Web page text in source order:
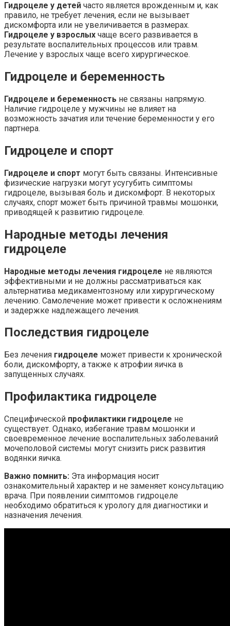
Гидроцеле у детей часто является врожденным и, как
правило, не требует лечения, если не вызывает
дискомфорта или не увеличивается в размерах.
Гидроцеле у взрослых чаще всего развивается в
результате воспалительных процессов или травм.
Лечение у взрослых чаще всего хирургическое.
Гидроцеле и беременность
Гидроцеле и беременность не связаны напрямую.
Наличие гидроцеле у мужчины не влияет на
возможность зачатия или течение беременности у его
партнера.
Гидроцеле и спорт
Гидроцеле и спорт могут быть связаны. Интенсивные
физические нагрузки могут усугубить симптомы
гидроцеле, вызывая боль и дискомфорт. В некоторых
случаях, спорт может быть причиной травмы мошонки,
приводящей к развитию гидроцеле.
Народные методы лечения
гидроцеле
Народные методы лечения гидроцеле не являются
эффективными и не должны рассматриваться как
альтернатива медикаментозному или хирургическому
лечению. Самолечение может привести к осложнениям
и задержке надлежащего лечения.
Последствия гидроцеле
Без лечения гидроцеле может привести к хронической
боли, дискомфорту, а также к атрофии яичка в
запущенных случаях.
Профилактика гидроцеле
Специфической профилактики гидроцеле не
существует. Однако, избегание травм мошонки и
своевременное лечение воспалительных заболеваний
мочеполовой системы могут снизить риск развития
водянки яичка.
Важно помнить: Эта информация носит
ознакомительный характер и не заменяет консультацию
врача. При появлении симптомов гидроцеле
необходимо обратиться к урологу для диагностики и
назначения лечения.